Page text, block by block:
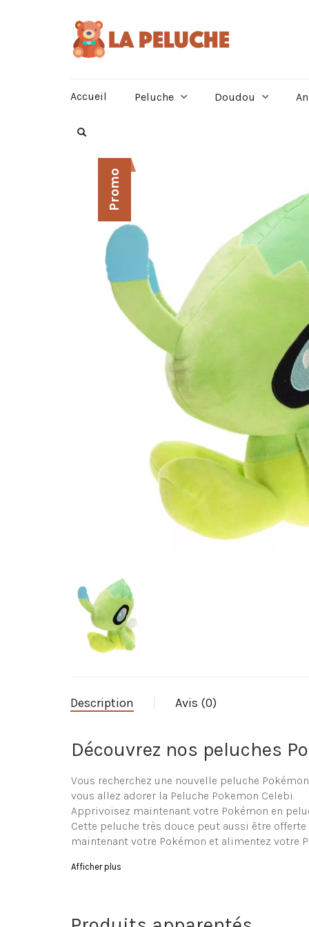
Accueil Peluche Doudou
Promo
Description Avis (0)
Découvrez nos peluches
Vous recherchez une nouvelle peluche
vous allez adorer la Peluche Pokemon Celebi.
Apprivoisez maintenant votre Pokémon en
Cette peluche très douce peut aussi être offerte
maintenant votre Pokémon et alimentez votre
Caractéristique de la
Composition de la peluche : coton
Afficher plus